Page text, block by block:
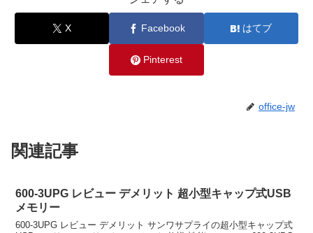
X Facebook はてブ
Pinterest
office-jw
関連記事
600-3UPG レビュー デメリット 超小型キャップ式USB
メモリー
600-3UPG レビュー デメリット サンワサプライの超小型キャップ式